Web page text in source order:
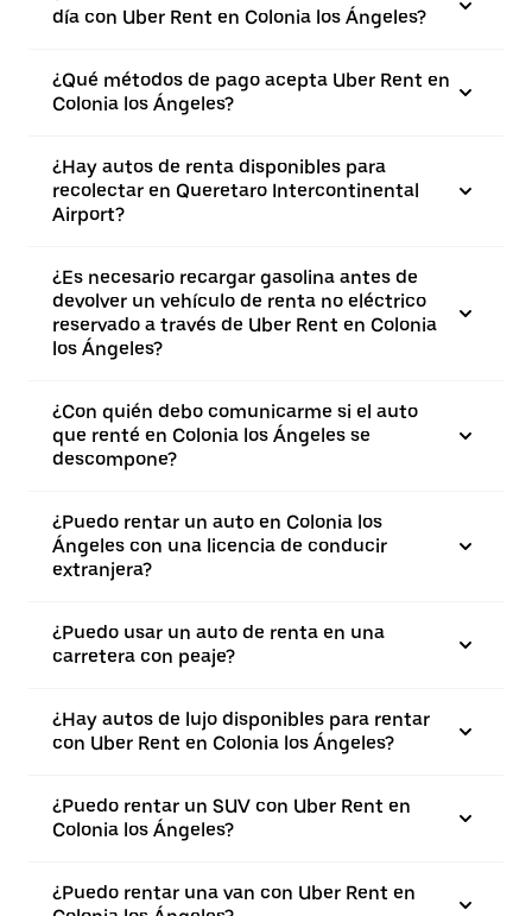
día con Uber Rent en Colonia los Ángeles?
¿Qué métodos de pago acepta Uber Rent en
Colonia los Ángeles?
¿Hay autos de renta disponibles para
recolectar en Queretaro Intercontinental
Airport?
¿Es necesario recargar gasolina antes de
devolver un vehículo de renta no eléctrico
reservado a través de Uber Rent en Colonia
los Ángeles?
¿Con quién debo comunicarme si el auto
que renté en Colonia los Ángeles se
descompone?
¿Puedo rentar un auto en Colonia los
Ángeles con una licencia de conducir
extranjera?
¿Puedo usar un auto de renta en una
carretera con peaje?
¿Hay autos de lujo disponibles para rentar
con Uber Rent en Colonia los Ángeles?
¿Puedo rentar un SUV con Uber Rent en
Colonia los Ángeles?
¿Puedo rentar una van con Uber Rent en